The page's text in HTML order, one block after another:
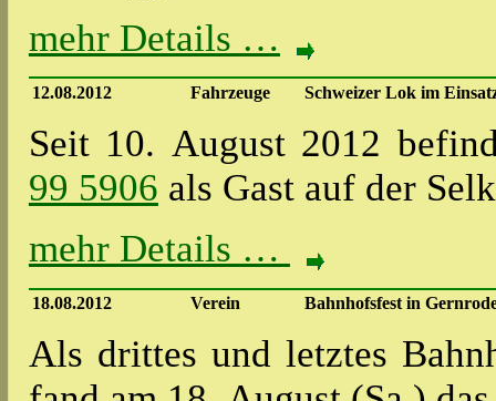
mehr Details …
12.08.2012 Fahrzeuge Schweizer Lok im
Seit 10. August 2012
99 5906 als Gast auf der
mehr Details …
18.08.2012 Verein Bahnhofsfest in
Als drittes und letztes